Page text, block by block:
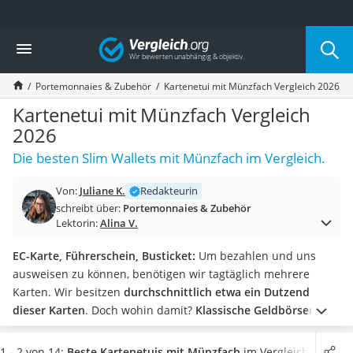
Die beliebtesten Vergleiche nach Kategorie
Mode
Boxershorts
Cellulite-Leggings
Herrensocken
Polarisierte Sonnenbrille
Hausschuhe Herren
Radunterhose Damen
Überzieh-Sonnenbrille
RFID-Blocker
Geldbörse Herren
Knirps-Regenschirm
Periodenunterwäsche
RFID-Schutzkarte
Motorradbrillen
Vergleich
Portemonnaies & Zubehör Kartenetui mit Münzfach Vergleich 2026
Kartenetui mit Münzfach Vergleich
2026
Die besten Slim Wallets mit Münzfach im Vergleich.
Von: Juliane K.
Redakteurin
schreibt über: Portemonnaies & Zubehör
Lektorin:Alina V.
EC-Karte, Führerschein, Busticket: Um bezahlen und uns
ausweisen zu können, benötigen wir tagtäglich mehrere
Karten. Wir besitzen durchschnittlich etwa ein Dutzend
dieser Karten. Doch wohin damit? Klassische Geldbörsen
sind oft unhandlich.Schlichte Kreditkartenetuisbieten
keinen Platz für Bargeld. Laut diversen Online-Tests bringen